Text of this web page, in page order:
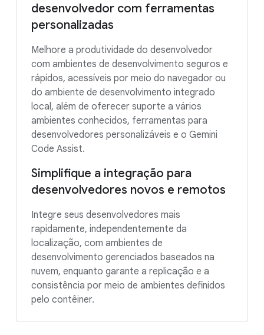
desenvolvedor com ferramentas
personalizadas
Melhore a produtividade do desenvolvedor
com ambientes de desenvolvimento seguros e
rápidos, acessíveis por meio do navegador ou
do ambiente de desenvolvimento integrado
local, além de oferecer suporte a vários
ambientes conhecidos, ferramentas para
desenvolvedores personalizáveis e o Gemini
Code Assist.
Simplifique a integração para
desenvolvedores novos e remotos
Integre seus desenvolvedores mais
rapidamente, independentemente da
localização, com ambientes de
desenvolvimento gerenciados baseados na
nuvem, enquanto garante a replicação e a
consistência por meio de ambientes definidos
pelo contêiner.